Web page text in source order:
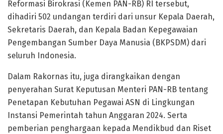
Reformasi Birokrasi (Kemen PAN-RB) RI tersebut,
dihadiri 502 undangan terdiri dari unsur Kepala Daerah,
Sekretaris Daerah, dan Kepala Badan Kepegawaian
Pengembangan Sumber Daya Manusia (BKPSDM) dari
seluruh Indonesia.
Dalam Rakornas itu, juga dirangkaikan dengan
penyerahan Surat Keputusan Menteri PAN-RB tentang
Penetapan Kebutuhan Pegawai ASN di Lingkungan
Instansi Pemerintah tahun Anggaran 2024. Serta
pemberian penghargaan kepada Mendikbud dan Riset